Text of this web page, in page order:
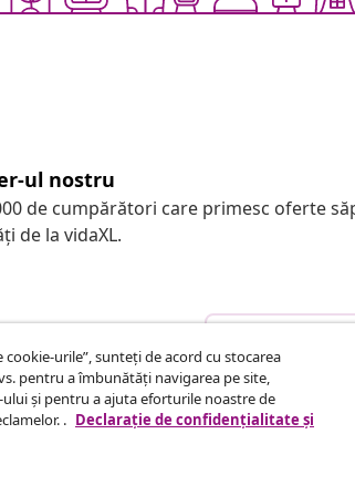
ul nostru
de cumpărători care primesc oferte
de la vidaXL.
pentru comanda ta.
Retragere
Business
cookie-urile”, sunteți de acord cu stocarea
pentru a îmbunătăți navigarea pe site,
și pentru a ajuta eforturile noastre de
. Declarație de confidențialitate și